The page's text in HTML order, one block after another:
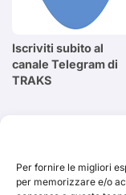
Per fornire le migliori
per memorizzare e/o
Iscriviti subito al
canale Telegram di
TRAKS